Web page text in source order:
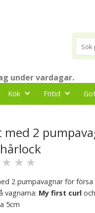
under vardagar.
Kök Fritid
med 2
★ ★ ★
2 pumpavagnar för försa
vagnarna: My first curl och
5cm